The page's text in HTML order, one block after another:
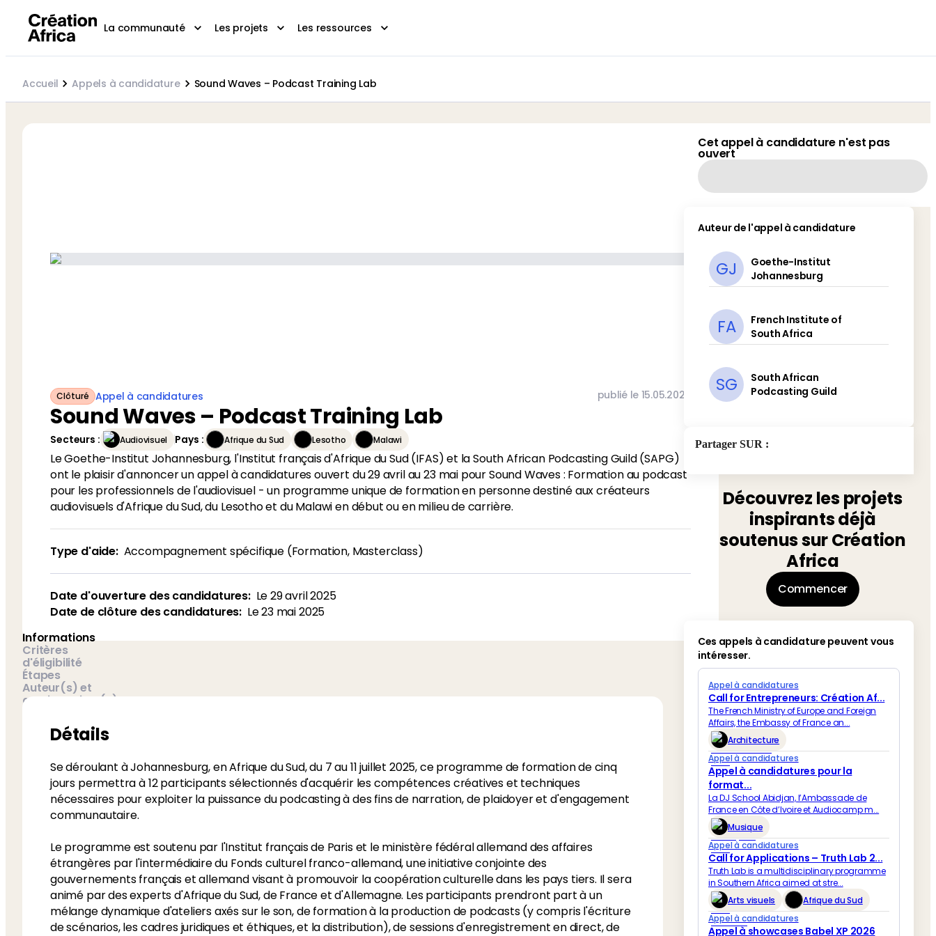
La communauté Les projets Les ressources
Accueil Appels à candidature Sound Waves – Podcast Training Lab
Clôturé Appel à candidatures publié le 15.05.2025
Sound Waves – Podcast Training Lab
Secteurs : Audiovisuel Pays : Afrique du Sud Lesotho Malawi
Le Goethe-Institut Johannesburg, l'Institut français d'Afrique du Sud (IFAS) et la South African Podcasting Guild (SAPG)
ont le plaisir d'annoncer un appel à candidatures ouvert du 29 avril au 23 mai pour Sound Waves : Formation au podcast
pour les professionnels de l'audiovisuel - un programme unique de formation en personne destiné aux créateurs
audiovisuels d'Afrique du Sud, du Lesotho et du Malawi en début ou en milieu de carrière.
Type d'aide: Accompagnement spécifique (Formation, Masterclass)
Date d'ouverture des candidatures: Le29 avril 2025
Date de clôture des candidatures: Le23 mai 2025
Informations
Critères
d'éligibilité
Étapes
Auteur(s) et
gestionnaires(s)
Détails
Se déroulant à Johannesburg, en Afrique du Sud, du 7 au 11 juillet 2025, ce programme de formation de cinq
jours permettra à 12 participants sélectionnés d'acquérir les compétences créatives et techniques
nécessaires pour exploiter la puissance du podcasting à des fins de narration, de plaidoyer et d'engagement
communautaire.
Le programme est soutenu par l'Institut français de Paris et le ministère fédéral allemand des affaires
étrangères par l'intermédiaire du Fonds culturel franco-allemand, une initiative conjointe des
gouvernements français et allemand visant à promouvoir la coopération culturelle dans les pays tiers. Il sera
animé par des experts d'Afrique du Sud, de France et d'Allemagne. Les participants prendront part à un
mélange dynamique d'ateliers axés sur le son, de formation à la production de podcasts (y compris l'écriture
de scénarios, les cadres juridiques et éthiques, et la distribution), de sessions d'enregistrement en direct, de
Cet appel à candidature n'est pas
ouvert
Auteur de l'appel à candidature
GJ
Goethe-Institut
Johannesburg
FA
French Institute of
South Africa
SG
South African
Podcasting Guild
Partager SUR :
Découvrez les projets
inspirants déjà
soutenus sur Création
Africa
Commencer
Ces appels à candidature peuvent vous
intéresser.
Appel à candidatures
Call for Entrepreneurs: Création Af...
The French Ministry of Europe and Foreign
Affairs, the Embassy of France an...
Architecture
Appel à candidatures
Appel à candidatures pour la
format...
La DJ School Abidjan, l’Ambassade de
France en Côte d’Ivoire et Audiocamp m...
Musique
Appel à candidatures
Call for Applications – Truth Lab 2...
Truth Lab is a multidisciplinary programme
in Southern Africa aimed at stre...
Arts visuels
Afrique du Sud
Appel à candidatures
Appel à showcases Babel XP 2026